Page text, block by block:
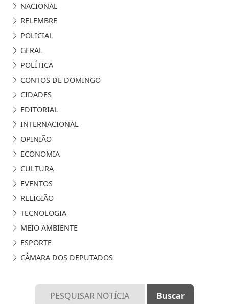
NACIONAL
RELEMBRE
POLICIAL
GERAL
POLÍTICA
CONTOS DE DOMINGO
CIDADES
EDITORIAL
INTERNACIONAL
OPINIÃO
ECONOMIA
CULTURA
EVENTOS
RELIGIÃO
TECNOLOGIA
MEIO AMBIENTE
ESPORTE
CÂMARA DOS DEPUTADOS